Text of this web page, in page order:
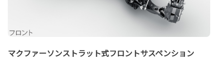
マクファーソンストラット式フロントサスペンション